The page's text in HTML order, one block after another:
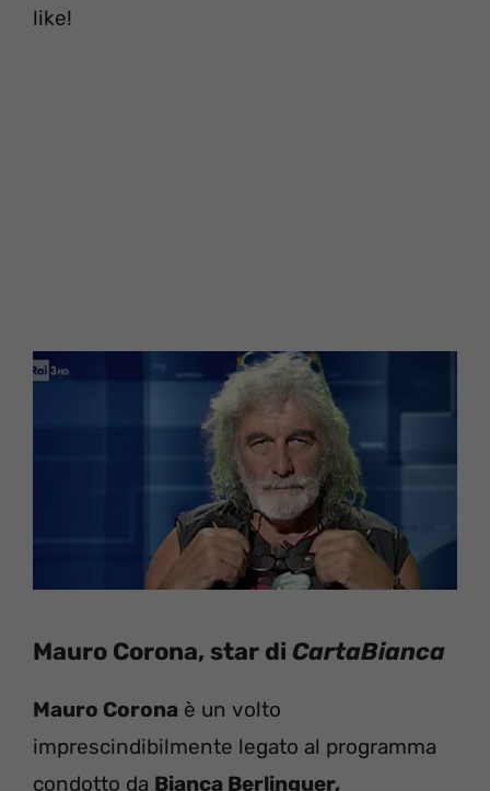
like!
Mauro Corona, star di CartaBianca
Mauro Corona è un volto
imprescindibilmente legato al programma
condotto da Bianca Berlinguer,